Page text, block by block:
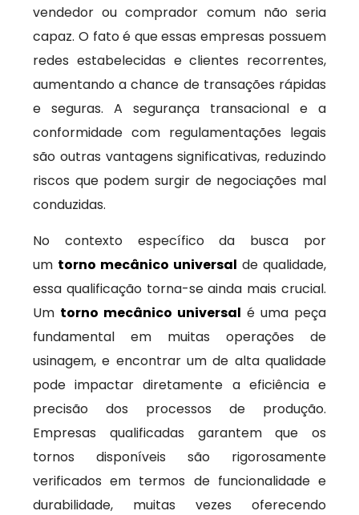
vendedor ou comprador comum não seria
capaz. O fato é que essas empresas possuem
redes estabelecidas e clientes recorrentes,
aumentando a chance de transações rápidas
e seguras. A segurança transacional e a
conformidade com regulamentações legais
são outras vantagens significativas, reduzindo
riscos que podem surgir de negociações mal
conduzidas.
No contexto específico da busca por
um torno mecânico universal de qualidade,
essa qualificação torna-se ainda mais crucial.
Um torno mecânico universal é uma peça
fundamental em muitas operações de
usinagem, e encontrar um de alta qualidade
pode impactar diretamente a eficiência e
precisão dos processos de produção.
Empresas qualificadas garantem que os
tornos disponíveis são rigorosamente
verificados em termos de funcionalidade e
durabilidade, muitas vezes oferecendo